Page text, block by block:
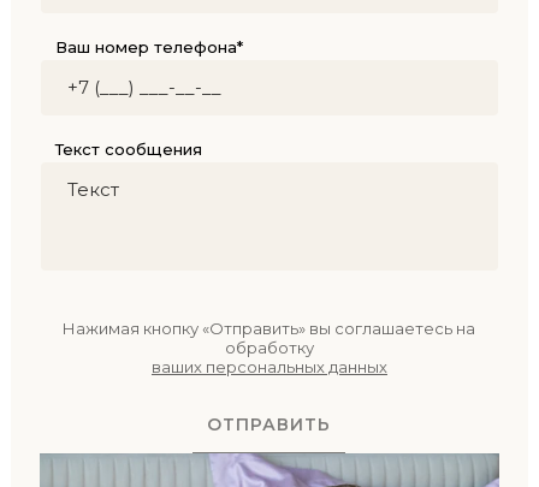
Ваш номер телефона*
Текст сообщения
Нажимая кнопку «Отправить» вы соглашаетесь на
обработку
ваших персональных данных
ОТПРАВИТЬ